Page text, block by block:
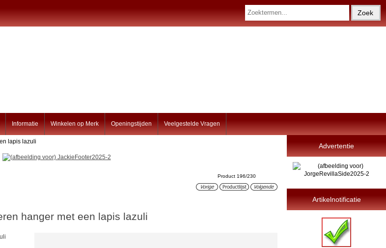
Informatie Winkelen op Merk Openingstijden Veelgestelde Vragen
lapis lazuli
Product 196/230
hanger met een lapis lazuli
Advertentie
Artikelnotificatie